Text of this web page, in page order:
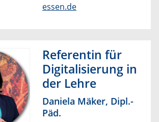
essen.de
Referentin für
Digitalisierung in
der Lehre
Daniela Mäker, Dipl.-
Päd.